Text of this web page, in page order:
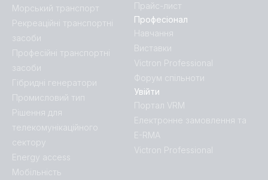
Морський транспорт
Рекреаційні транспортні
засоби
Професійні транспортні
засоби
Гібридні генератори
Промисловий тип
Рішення для
телекомунікаційного
сектору
Energy access
Мобільність
Прайс-лист
Професіонал
Навчання
Виставки
Victron Professional
Форум спільноти
Увійти
Портал VRM
Електронне замовлення та
E-RMA
Victron Professional